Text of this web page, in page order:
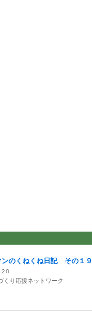
ンのくねくね日記 その１９
くり応援ネットワーク